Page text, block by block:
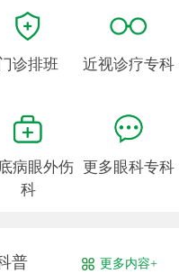
诊排班 近视诊疗专科
病眼外伤
科
更多眼科专科
普 更多内容+